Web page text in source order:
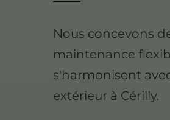
Nous concevons
maintenance
s'harmonisent
extérieur à Cérilly.